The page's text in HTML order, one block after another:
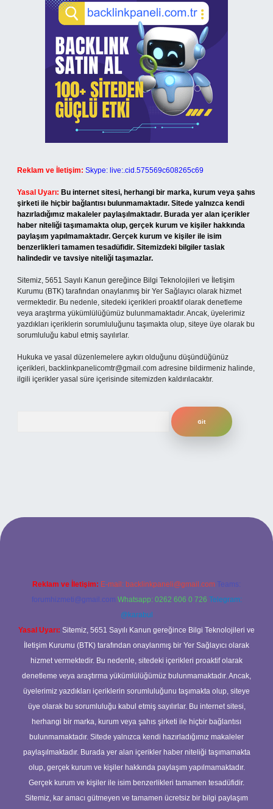
Reklam ve İletişim: Skype: live:.cid.575569c608265c69
Yasal Uyarı: Bu internet sitesi, herhangi bir marka, kurum veya şahıs
şirketi ile hiçbir bağlantısı bulunmamaktadır. Sitede yalnızca kendi
hazırladığımız makaleler paylaşılmaktadır. Burada yer alan içerikler
haber niteliği taşımamakta olup, gerçek kurum ve kişiler hakkında
paylaşım yapılmamaktadır. Gerçek kurum ve kişiler ile isim
benzerlikleri tamamen tesadüfidir. Sitemizdeki bilgiler taslak
halindedir ve tavsiye niteliği taşımazlar.
Sitemiz, 5651 Sayılı Kanun gereğince Bilgi Teknolojileri ve İletişim
Kurumu (BTK) tarafından onaylanmış bir Yer Sağlayıcı olarak hizmet
vermektedir. Bu nedenle, sitedeki içerikleri proaktif olarak denetleme
veya araştırma yükümlülüğümüz bulunmamaktadır. Ancak, üyelerimiz
yazdıkları içeriklerin sorumluluğunu taşımakta olup, siteye üye olarak bu
sorumluluğu kabul etmiş sayılırlar.
Hukuka ve yasal düzenlemelere aykırı olduğunu düşündüğünüz
içerikleri, backlinkpanelicomtr@gmail.com adresine bildirmeniz halinde,
ilgili içerikler yasal süre içerisinde sitemizden kaldırılacaktır.
yeni giriş adresi
Reklam ve İletişim: E-mail: backlinkpaneli@gmail.com Teams:
forumhizmeti@gmail.com Whatsapp: 0262 606 0 726 Telegram:
@karabul
Yasal Uyarı: Sitemiz, 5651 Sayılı Kanun gereğince Bilgi Teknolojileri ve
İletişim Kurumu (BTK) tarafından onaylanmış bir Yer Sağlayıcı olarak
hizmet vermektedir. Bu nedenle, sitedeki içerikleri proaktif olarak
denetleme veya araştırma yükümlülüğümüz bulunmamaktadır. Ancak,
üyelerimiz yazdıkları içeriklerin sorumluluğunu taşımakta olup, siteye
üye olarak bu sorumluluğu kabul etmiş sayılırlar. Bu internet sitesi,
herhangi bir marka, kurum veya şahıs şirketi ile hiçbir bağlantısı
bulunmamaktadır. Sitede yalnızca kendi hazırladığımız makaleler
paylaşılmaktadır. Burada yer alan içerikler haber niteliği taşımamakta
olup, gerçek kurum ve kişiler hakkında paylaşım yapılmamaktadır.
Gerçek kurum ve kişiler ile isim benzerlikleri tamamen tesadüfidir.
Sitemiz, kar amacı gütmeyen ve tamamen ücretsiz bir bilgi paylaşım